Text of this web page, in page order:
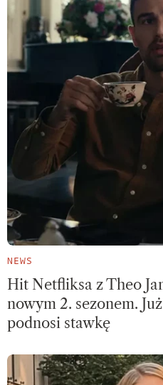
NEWS
Hit Netfliksa z Theo
nowym 2. sezonem.
podnosi stawkę